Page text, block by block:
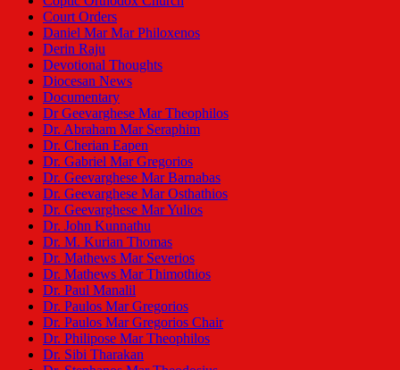
Court Orders
Daniel Mar Mar Philoxenos
Derin Raju
Devotional Thoughts
Diocesan News
Documentary
Dr Geevarghese Mar Theophilos
Dr. Abraham Mar Seraphim
Dr. Cherian Eapen
Dr. Gabriel Mar Gregorios
Dr. Geevarghese Mar Barnabas
Dr. Geevarghese Mar Osthathios
Dr. Geevarghese Mar Yulios
Dr. John Kunnathu
Dr. M. Kurian Thomas
Dr. Mathews Mar Severios
Dr. Mathews Mar Thimothios
Dr. Paul Manalil
Dr. Paulos Mar Gregorios
Dr. Paulos Mar Gregorios Chair
Dr. Philipose Mar Theophilos
Dr. Sibi Tharakan